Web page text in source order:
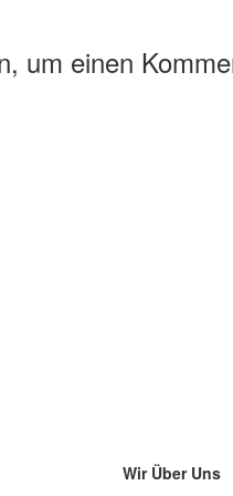
um einen
Wir Über Uns